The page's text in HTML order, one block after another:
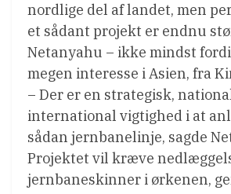
nordlige del af landet, men
et sådant projekt er endnu
Netanyahu – ikke mindst
megen interesse i Asien, fra
– Der er en strategisk,
international vigtighed i at
sådan jernbanelinje, sagde
Projektet vil kræve
jernbaneskinner i ørkenen,